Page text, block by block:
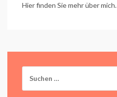
Hier finden Sie mehr über mich.
nach: